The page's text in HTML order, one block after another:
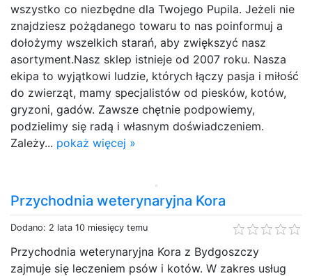
wszystko co niezbędne dla Twojego Pupila. Jeżeli nie
znajdziesz pożądanego towaru to nas poinformuj a
dołożymy wszelkich starań, aby zwiększyć nasz
asortyment.Nasz sklep istnieje od 2007 roku. Nasza
ekipa to wyjątkowi ludzie, których łączy pasja i miłość
do zwierząt, mamy specjalistów od piesków, kotów,
gryzoni, gadów. Zawsze chętnie podpowiemy,
podzielimy się radą i własnym doświadczeniem.
Zależy... pokaż więcej »
Przychodnia weterynaryjna Kora
Dodano: 2 lata 10 miesięcy temu
Przychodnia weterynaryjna Kora z Bydgoszczy
zajmuje się leczeniem psów i kotów. W zakres usług